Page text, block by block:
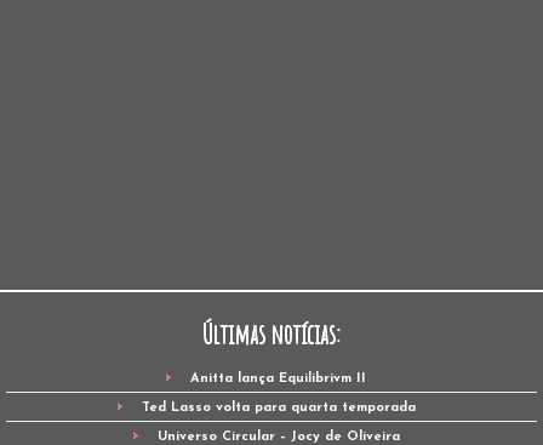
Últimas notícias:
Anitta lança Equilibrivm II
Ted Lasso volta para quarta temporada
Universo Circular – Jocy de Oliveira